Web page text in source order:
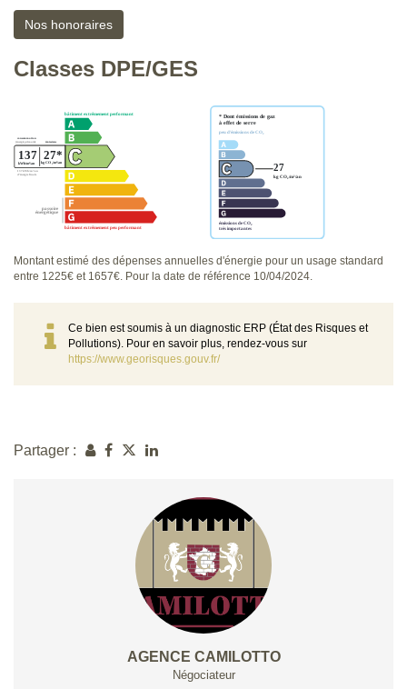
Nos honoraires
Classes DPE/GES
Montant estimé des dépenses annuelles d'énergie pour un usage standard
entre 1225€ et 1657€. Pour la date de référence 10/04/2024.
Ce bien est soumis à un diagnostic ERP (État des Risques et
Pollutions). Pour en savoir plus, rendez-vous sur
https://www.georisques.gouv.fr/
Partager :
AGENCE CAMILOTTO
Négociateur